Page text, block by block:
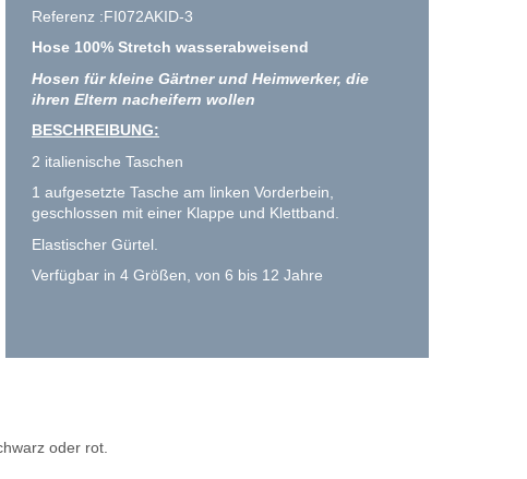
Referenz :FI072AKID-3
Hose 100% Stretch wasserabweisend
Hosen für kleine Gärtner und Heimwerker, die
ihren Eltern nacheifern wollen
BESCHREIBUNG:
2 italienische Taschen
1 aufgesetzte Tasche am linken Vorderbein,
geschlossen mit einer Klappe und Klettband.
Elastischer Gürtel.
Verfügbar in 4 Größen, von 6 bis 12 Jahre
oder rot.